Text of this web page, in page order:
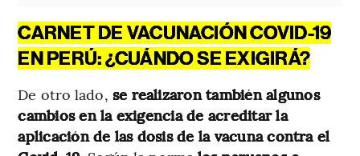
CARNET DE VACUNACIÓN COVID-19
EN PERÚ: ¿CUÁNDO SE EXIGIRÁ?
De otro lado, se realizaron también algunos
cambios en la exigencia de acreditar la
aplicación de las dosis de la vacuna contra el